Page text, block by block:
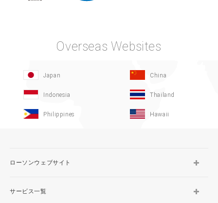
Overseas Websites
Japan China
Indonesia Thailand
Philippines Hawaii
ローソンウェブサイト
サービス一覧